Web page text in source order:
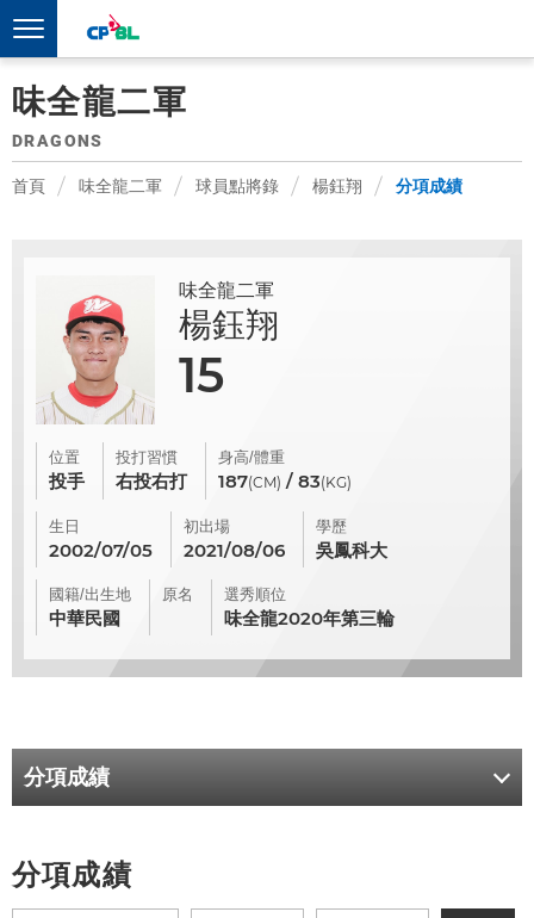
味全龍二軍
DRAGONS
首頁 味全龍二軍 球員點將錄 楊鈺翔 分項成績
味全龍二軍
楊鈺翔
15
位置
投手
投打習慣
右投右打
身高/體重
187(CM) / 83(KG)
生日
2002/07/05
初出場
2021/08/06
學歷
吳鳳科大
國籍/出生地
中華民國
原名 選秀順位
味全龍2020年第三輪
分項成績
分項成績